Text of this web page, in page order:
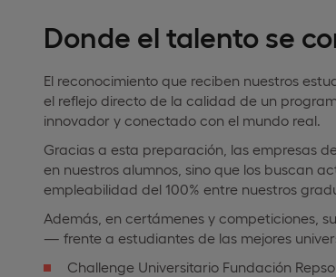
Donde el talento se
El reconocimiento que reciben nuestros
el reflejo directo de la calidad de un
innovador y conectado con el mundo real.
Gracias a esta preparación, las empresas
en nuestros alumnos, sino que los buscan
empleabilidad del 100% entre nuestros
Además, en certámenes y competiciones,
— frente a estudiantes de las mejores
Challenge Universitario Fundación